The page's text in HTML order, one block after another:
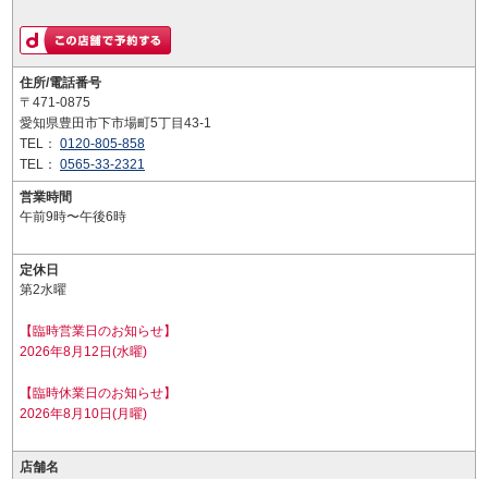
住所/電話番号
〒471-0875
愛知県豊田市下市場町5丁目43-1
TEL： 0120-805-858
TEL： 0565-33-2321
営業時間
午前9時〜午後6時
定休日
第2水曜
【臨時営業日のお知らせ】
2026年8月12日(水曜)
【臨時休業日のお知らせ】
2026年8月10日(月曜)
店舗名